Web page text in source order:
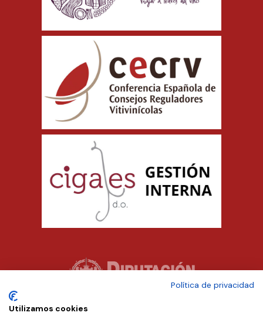
Política de privacidad
Utilizamos cookies